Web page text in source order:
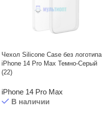
Чехол Silicone Case без логотипа
iPhone 14 Pro Max Темно-Серый
(22)
iPhone 14 Pro Max
В наличии